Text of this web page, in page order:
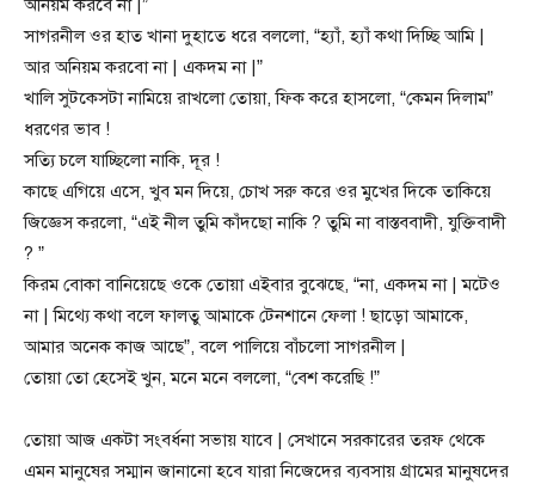
অনিয়ম করবে না |”
সাগরনীল ওর হাত খানা দুহাতে ধরে বললো, “হ্যাঁ, হ্যাঁ কথা দিচ্ছি আমি |
আর অনিয়ম করবো না | একদম না |”
খালি সুটকেসটা নামিয়ে রাখলো তোয়া, ফিক করে হাসলো, “কেমন দিলাম”
ধরণের ভাব !
সত্যি চলে যাচ্ছিলো নাকি, দূর !
কাছে এগিয়ে এসে, খুব মন দিয়ে, চোখ সরু করে ওর মুখের দিকে তাকিয়ে
জিজ্ঞেস করলো, “এই নীল তুমি কাঁদছো নাকি ? তুমি না বাস্তববাদী, যুক্তিবাদী
? ”
কিরম বোকা বানিয়েছে ওকে তোয়া এইবার বুঝেছে, “না, একদম না | মটেও
না | মিথ্যে কথা বলে ফালতু আমাকে টেনশানে ফেলা ! ছাড়ো আমাকে,
আমার অনেক কাজ আছে”, বলে পালিয়ে বাঁচলো সাগরনীল |
তোয়া তো হেসেই খুন, মনে মনে বললো, “বেশ করেছি !”
তোয়া আজ একটা সংবর্ধনা সভায় যাবে | সেখানে সরকারের তরফ থেকে
এমন মানুষের সম্মান জানানো হবে যারা নিজেদের ব্যবসায় গ্রামের মানুষদের